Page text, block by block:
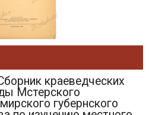
краеведческих
Мстерского
губернского